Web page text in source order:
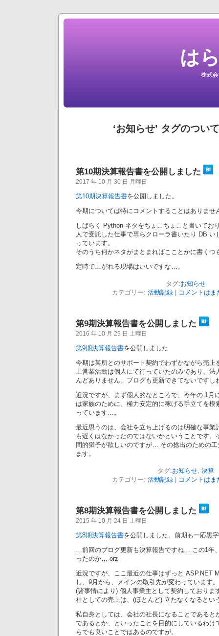
は
株式
‘お知らせ’ タグのつい
第10期決算報告書を公開しました
2017 年 10 月 30 日 月曜日
第10期決算報告書を公開しました。
今期については特にコメントすることはありま
しばらく Python ネタをちょこちょこと書いてお
人で受託した仕事で専らクローラ書いたり DB い
っています。
そのうち何かネタがまとまればこことかに書く
定時で上がれる現場はいいですな…。
タグ:お知らせ
カテゴリー: 活動記録| コメントはま
第9期決算報告書を公開しました
2016 年 10 月 29 日 土曜日
第9期決算報告書を公開しました
今期は某所とのサポート契約でわずかながら売上
上営業活動は個人にて行っていたのみであり、法
んどありません。ブログも更新できてないです
近況ですが、まず個人的なところで、今年の 1月
は家族のために、極力安定的に稼げる手立てを模
っています…。
最近思うのは、会社を立ち上げるのは明確な事業
も遅くはなかったのではないかということです。
間的猶予が欲しいのですが… その捻出のための
ます。
タグ:お知らせ, 決算
カテゴリー: 活動記録| コメントはま
第8期決算報告書を公開しました
2015 年 10 月 24 日 土曜日
第8期決算報告書を公開しました。前期も一応黒
…前回のブログ更新も決算報告ですね… この1年
ったのか… orz
近況ですが、ここ最近の仕事はずっと ASP.NET
し、9月から、メインの取引先が変わっています
(諸事情により) 個人事業主として契約しておりま
社としての売上は、(ほとんど) 立たなくなると
私自身としては、会社の社長になることであると
であるとか、といったことを目的にしているわけ
らでも良いことではあるのですが。